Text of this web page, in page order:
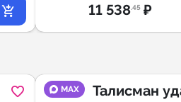
11 538.45 ₽
MAX
Талисман